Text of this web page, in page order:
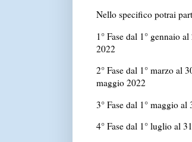
Nello specifico potrai
1° Fase dal 1° gennaio
2022
2° Fase dal 1° marzo
maggio 2022
3° Fase dal 1° maggio
4° Fase dal 1° luglio